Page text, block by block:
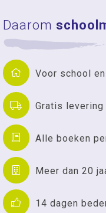
Daarom
Voor school
Gratis levering
Alle boeken
Meer dan 20
14 dagen